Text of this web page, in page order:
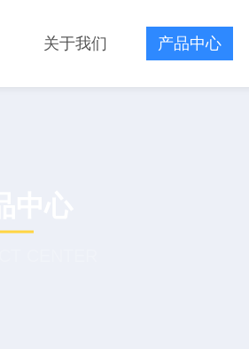
关于我们 产品中心